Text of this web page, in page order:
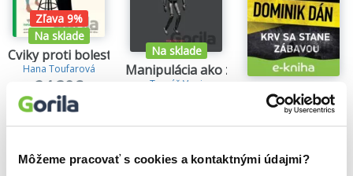
Môžeme pracovať s cookies a kontaktnými údajmi?
Zľava 9%
Na sklade
Cviky proti bolesti 1.
Hana Toufarová
24,30€
Na sklade
Manipulácia ako zbraň
Tomáš Vepi
Krv sa stane
Dominik Dán
14,35€